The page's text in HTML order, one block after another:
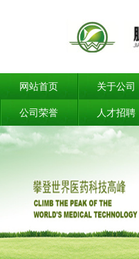
网站首页 关于公司
公司荣誉 人才招聘